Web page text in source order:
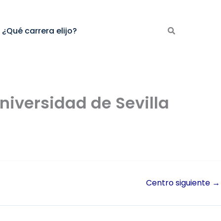
¿Qué carrera elijo?
de Sevilla
Centro siguiente →